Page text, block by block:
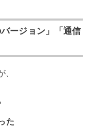
ージョン」「通信
、
た